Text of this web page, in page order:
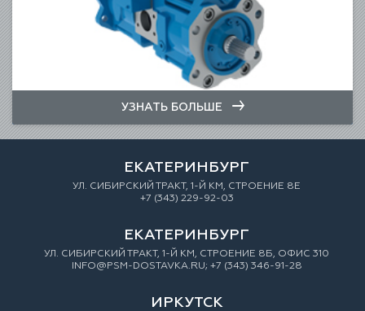
УЗНАТЬ БОЛЬШЕ
ЕКАТЕРИНБУРГ
УЛ. СИБИРСКИЙ ТРАКТ, 1-Й КМ, СТРОЕНИЕ 8Е
+7 (343) 229-92-03
ЕКАТЕРИНБУРГ
УЛ. СИБИРСКИЙ ТРАКТ, 1-Й КМ, СТРОЕНИЕ 8Б, ОФИС 310
INFO@PSM-DOSTAVKA.RU; +7 (343) 346-91-28
ИРКУТСК